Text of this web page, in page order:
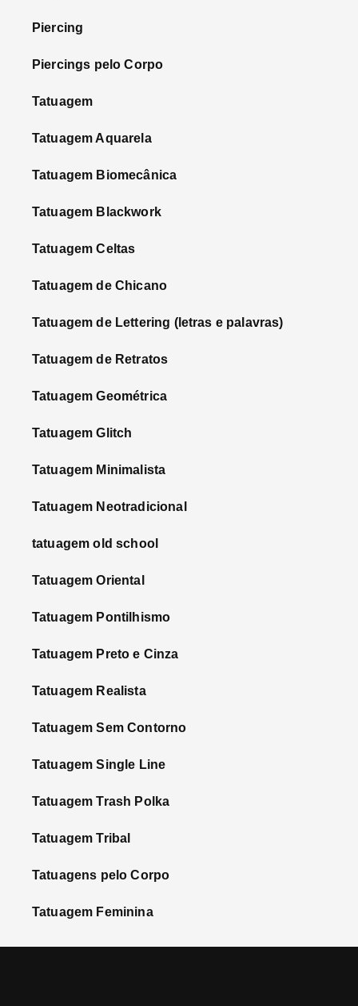
Piercing
Piercings pelo Corpo
Tatuagem
Tatuagem Aquarela
Tatuagem Biomecânica
Tatuagem Blackwork
Tatuagem Celtas
Tatuagem de Chicano
Tatuagem de Lettering (letras e palavras)
Tatuagem de Retratos
Tatuagem Geométrica
Tatuagem Glitch
Tatuagem Minimalista
Tatuagem Neotradicional
tatuagem old school
Tatuagem Oriental
Tatuagem Pontilhismo
Tatuagem Preto e Cinza
Tatuagem Realista
Tatuagem Sem Contorno
Tatuagem Single Line
Tatuagem Trash Polka
Tatuagem Tribal
Tatuagens pelo Corpo
Tatuagem Feminina